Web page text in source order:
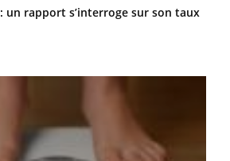
rapport s’interroge sur son taux